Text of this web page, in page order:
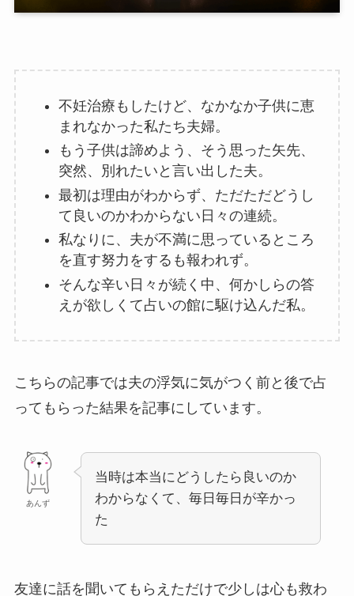
不妊治療もしたけど、なかなか子供に恵
まれなかった私たち夫婦。
もう子供は諦めよう、そう思った矢先、
突然、別れたいと言い出した夫。
最初は理由がわからず、ただただどうし
て良いのかわからない日々の連続。
私なりに、夫が不満に思っているところ
を直す努力をするも報われず。
そんな辛い日々が続く中、何かしらの答
えが欲しくて占いの館に駆け込んだ私。
こちらの記事では夫の浮気に気がつく前と後で占
ってもらった結果を記事にしています。
あんず
当時は本当にどうしたら良いのか
わからなくて、毎日毎日が辛かっ
た
友達に話を聞いてもらえただけで少しは心も救わ